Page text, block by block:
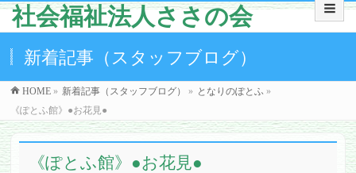
社会福祉法人ささの会
新着記事（スタッフブログ）
HOME » 新着記事（スタッフブログ） » となりのぽとふ »
《ぽとふ館》●お花見●
《ぽとふ館》●お花見●